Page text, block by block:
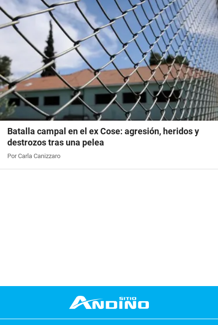
Batalla campal en el ex Cose: agresión, heridos y
destrozos tras una pelea
Por Carla Canizzaro